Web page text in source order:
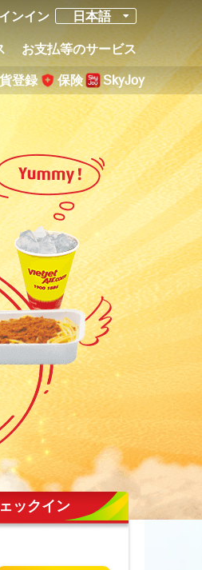
ンイン 日本語
お支払等のサービス
登録 保険 SkyJoy
ックイン